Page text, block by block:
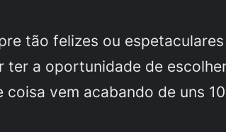
tão felizes ou
ter a oportunidade de
vem acabando de uns